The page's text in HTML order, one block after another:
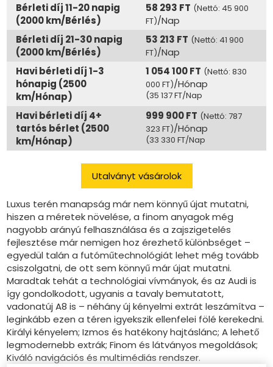
Bérleti díj 11-20 napig
(2000 km/Bérlés)
58 293 FT (Nettó: 45 900
FT)/Nap
Bérleti díj 21-30 napig
(2000 km/Bérlés)
53 213 FT (Nettó: 41 900
FT)/Nap
Havi bérleti díj 1-3
hónapig (2500
km/Hónap)
1 054 100 FT (Nettó: 830
000 FT)/Hónap
(35 137 FT/Nap
Havi bérleti díj 4+
tartós bérlet (2500
km/Hónap)
999 900 FT (Nettó: 787
323 FT)/Hónap
(33 330 FT/Nap
Utalványt vásárolok
Luxus terén manapság már nem könnyű újat mutatni,
hiszen a méretek növelése, a finom anyagok még
nagyobb arányú felhasználása és a zajszigetelés
fejlesztése már nemigen hoz érezhető különbséget –
egyedül talán a futóműtechnológiát lehet még tovább
csiszolgatni, de ott sem könnyű már újat mutatni.
Maradtak tehát a technológiai vívmányok, és az Audi is
így gondolkodott, ugyanis a tavaly bemutatott,
vadonatúj A8 is – néhány új kényelmi extrát leszámítva –
leginkább ezen a téren igyekszik ellenfelei fölé kerekedni.
Királyi kényelem; Izmos és hatékony hajtáslánc; A lehető
legmodernebb extrák; Finom és látványos megoldások;
Kiváló navigációs és multimédiás rendszer.